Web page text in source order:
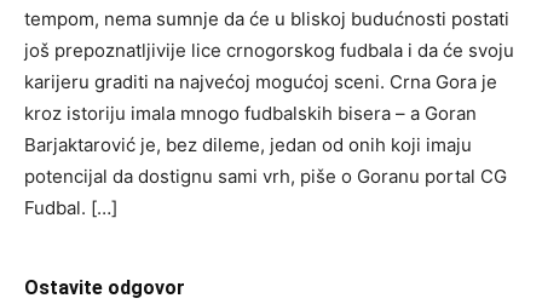
tempom, nema sumnje da će u bliskoj budućnosti postati
još prepoznatljivije lice crnogorskog fudbala i da će svoju
karijeru graditi na najvećoj mogućoj sceni. Crna Gora je
kroz istoriju imala mnogo fudbalskih bisera – a Goran
Barjaktarović je, bez dileme, jedan od onih koji imaju
potencijal da dostignu sami vrh, piše o Goranu portal CG
Fudbal. […]
Ostavite odgovor